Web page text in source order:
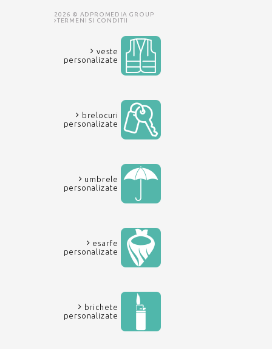
2026 © ADPROMEDIA GROUP
TERMENI SI CONDITII
veste
personalizate
brelocuri
personalizate
umbrele
personalizate
esarfe
personalizate
brichete
personalizate